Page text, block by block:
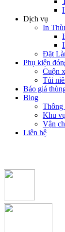
Dịch vụ
In
Đặt
Phụ kiện
Cuộn
Túi
Báo giá
Blog
Thông
Khu
Vận
Liên hệ